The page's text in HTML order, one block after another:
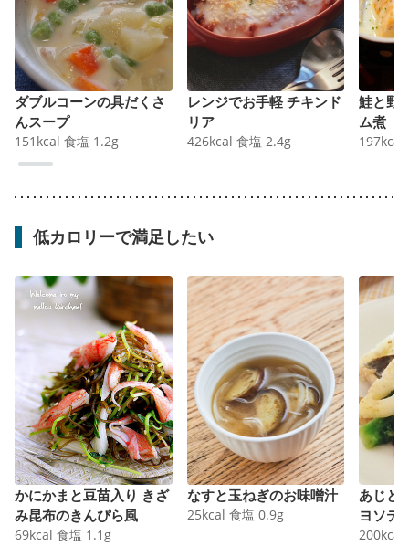
ダブルコーンの具だくさ
んスープ
151 kcal 食塩 1.2g
レンジでお手軽 チキンド
リア
426kcal 食塩 2.4g
鮭と野
ム煮
197kcal
低カロリーで満足したい
かにかまと豆苗入り きざ
み昆布のきんぴら風
69kcal 食塩 1.1 g
なすと玉ねぎのお味噌汁
25kcal 食塩 0.9g
あじと
ヨソテ
200kcal